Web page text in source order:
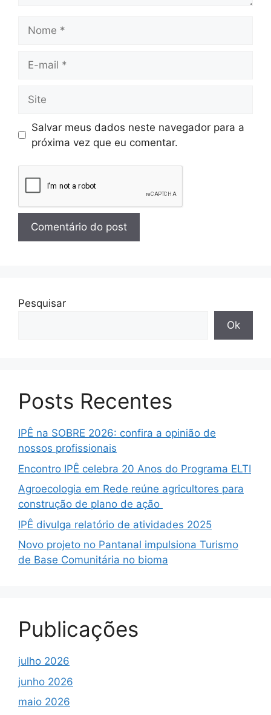
Salvar meus dados neste navegador para a
próxima vez que eu comentar.
Pesquisar
Ok
Posts Recentes
IPÊ na SOBRE 2026: confira a opinião de
nossos profissionais
Encontro IPÊ celebra 20 Anos do Programa ELTI
Agroecologia em Rede reúne agricultores para
construção de plano de ação
IPÊ divulga relatório de atividades 2025
Novo projeto no Pantanal impulsiona Turismo
de Base Comunitária no bioma
Publicações
julho 2026
junho 2026
maio 2026